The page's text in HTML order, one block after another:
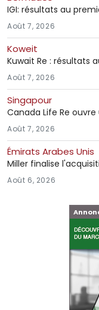
IGI: résultats au
Août 7, 2026
Koweit
Kuwait Re : résultats
Août 7, 2026
Singapour
Canada Life Re
Août 7, 2026
Émirats Arabes Unis
Miller finalise
Août 6, 2026